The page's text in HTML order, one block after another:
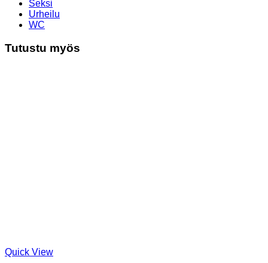
Seksi
Urheilu
WC
Tutustu myös
Quick View